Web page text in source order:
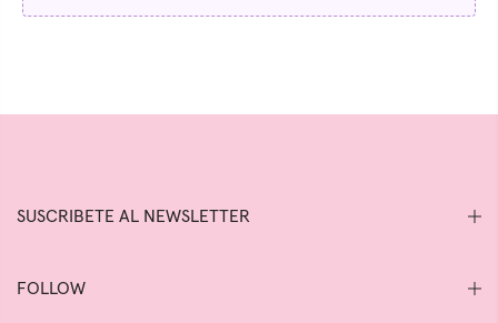
SUSCRIBETE AL NEWSLETTER
FOLLOW